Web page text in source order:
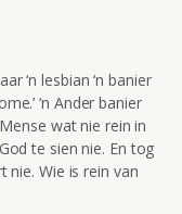
‘n lesbian ‘n banier
‘n Ander banier
wat nie rein in
te sien nie. En tog
nie. Wie is rein van